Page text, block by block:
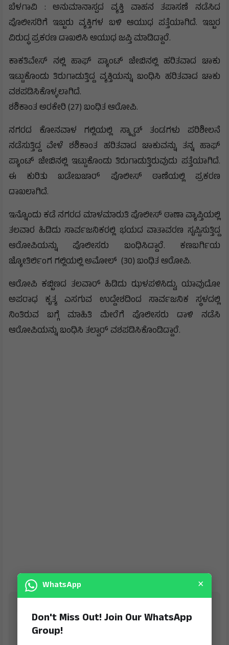
ಬೆಳಗಾವಿ : ಅನುಮಾನಾಸ್ಪದ ವ್ಯಕ್ತಿ ವಾಹನ ತಪಾಸಣೆ ನಡೆಸಿದ
ಪೊಲೀಸರಿಗೆ ಇಬ್ಬರು ವ್ಯಕ್ತಿಗಳ ಬಳಿ ಆಯುಧ ಪತ್ತೆಯಾಗಿದೆ. ಇಬ್ಬರ
ವಿರುದ್ಧ ಪ್ರಕರಣ ದಾಖಲಿಸಿ ಆಯುಧ ಜಪ್ತಿ ಮಾಡಿದ್ದಾರೆ.
ಕಾಕತಿವೇಸ್ ನಲ್ಲಿ ಹಾಫ್ ಪ್ಯಾಂಟ್ ಜೇಬಿನಲ್ಲಿ ಹರಿತವಾದ ಚಾಕು
ಇಟ್ಟುಕೊಂಡು ತಿರುಗಾಡುತ್ತಿದ್ದ ವ್ಯಕ್ತಿಯನ್ನು ಬಂಧಿಸಿ ಹರಿತವಾದ ಚಾಕು
ವಶಪಡಿಸಿಕೊಳ್ಳಲಾಗಿದೆ.
ಶಶಿಕಾಂತ ಅರಕೇರಿ (27) ಬಂಧಿತ ಆರೋಪಿ.
ನಗರದ ಕೋನವಾಳ ಗಲ್ಲಿಯಲ್ಲಿ ಸ್ಕ್ವಾಡ್ ತಂಡಗಳು ಪರಿಶೀಲನೆ
ನಡೆಸುತ್ತಿದ್ದ ವೇಳೆ ಶಶಿಕಾಂತ ಹರಿತವಾದ ಚಾಕುವನ್ನು ತನ್ನ ಹಾಫ್
ಪ್ಯಾಂಟ್ ಜೇಬಿನಲ್ಲಿ ಇಟ್ಟುಕೊಂಡು ತಿರುಗಾಡುತ್ತಿರುವುದು ಪತ್ತೆಯಾಗಿದೆ.
ಈ ಕುರಿತು ಖಡೇಬಜಾರ್ ಪೊಲೀಸ್ ಠಾಣೆಯಲ್ಲಿ ಪ್ರಕರಣ
ದಾಖಲಾಗಿದೆ.
ಇನ್ನೊಂದು ಕಡೆ ನಗರದ ಮಾಳಮಾರುತಿ ಪೊಲೀಸ್ ಠಾಣಾ ವ್ಯಾಪ್ತಿಯಲ್ಲಿ
ತಲವಾರ ಹಿಡಿದು ಸಾರ್ವಜನಿಕರಲ್ಲಿ ಭಯದ ವಾತಾವರಣ ಸೃಷ್ಟಿಸುತ್ತಿದ್ದ
ಆರೋಪಿಯನ್ನು ಪೊಲೀಸರು ಬಂಧಿಸಿದ್ದಾರೆ. ಕಣಬರ್ಗಿಯ
ಜ್ಯೋತಿರ್ಲಿಂಗ ಗಲ್ಲಿಯಲ್ಲಿ ಅಮೋಲ್ (30) ಬಂಧಿತ ಆರೋಪಿ.
ಆರೋಪಿ ಕಬ್ಬಿಣದ ತಲವಾರ್ ಹಿಡಿದು ಝಳಪಳಿಸಿದ್ದು, ಯಾವುದೋ
ಅಪರಾಧ ಕೃತ್ಯ ಎಸಗುವ ಉದ್ದೇಶದಿಂದ ಸಾರ್ವಜನಿಕ ಸ್ಥಳದಲ್ಲಿ
ನಿಂತಿರುವ ಬಗ್ಗೆ ಮಾಹಿತಿ ಮೇರೆಗೆ ಪೊಲೀಸರು ದಾಳಿ ನಡೆಸಿ
ಆರೋಪಿಯನ್ನು ಬಂಧಿಸಿ ತಲ್ವಾರ್ ವಶಪಡಿಸಿಕೊಂಡಿದ್ದಾರೆ.
is Digital Online Newspaper, Publishing Platform
From INDIA. Karnataka, National & International,
WhatsApp ×
Don't Miss Out! Join Our WhatsApp
Group!